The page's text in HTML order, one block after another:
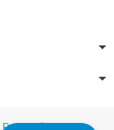
PrestaShop